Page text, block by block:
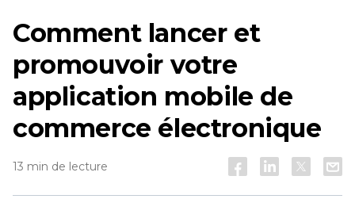
Comment lancer et
promouvoir votre
application mobile de
commerce électronique
13 min de lecture